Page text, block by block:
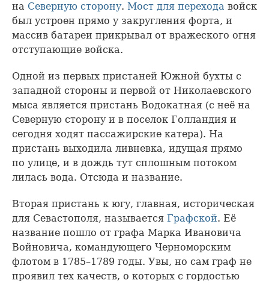
на Северную сторону. Мост для перехода войск
был устроен прямо у закругления форта, и
массив батареи прикрывал от вражеского огня
отступающие войска.
Одной из первых пристаней Южной бухты с
западной стороны и первой от Николаевского
мыса является пристань Водокатная (с неё на
Северную сторону и в поселок Голландия и
сегодня ходят пассажирские катера). На
пристань выходила ливневка, идущая прямо
по улице, и в дождь тут сплошным потоком
лилась вода. Отсюда и название.
Вторая пристань к югу, главная, историческая
для Севастополя, называется Графской. Её
название пошло от графа Марка Ивановича
Войновича, командующего Черноморским
флотом в 1785–1789 годы. Увы, но сам граф не
проявил тех качеств, о которых с гордостью